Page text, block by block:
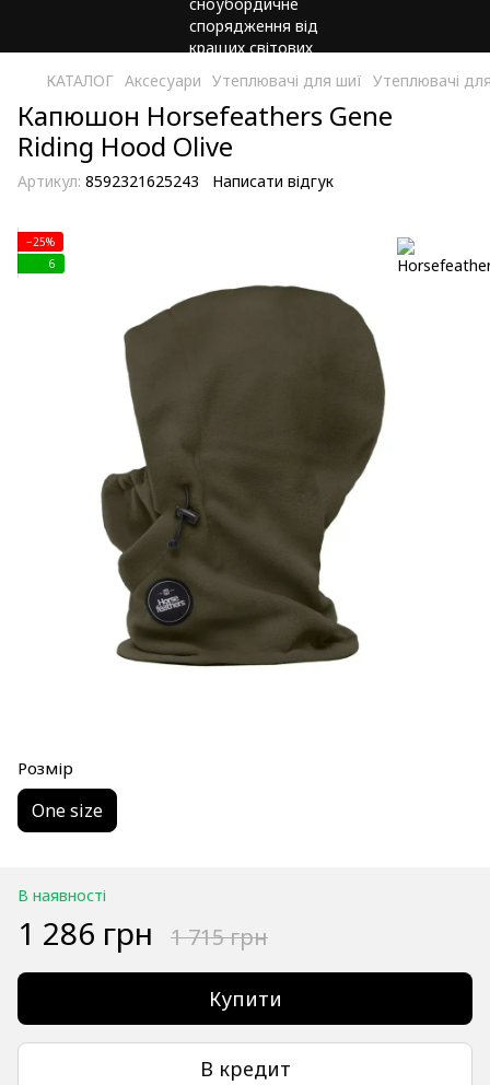
КАТАЛОГ Аксесуари Утеплювачі для шиї Утеплювачі
Капюшон Horsefeathers Gene
Riding Hood Olive
Артикул: 8592321625243 Написати відгук
−25%
6
Розмір
One size
В наявності
1 286 грн 1 715 грн
Купити
В кредит